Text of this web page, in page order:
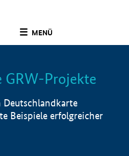
MENÜ
Info
GRW-Projekte
Beispiele erfolgreicher